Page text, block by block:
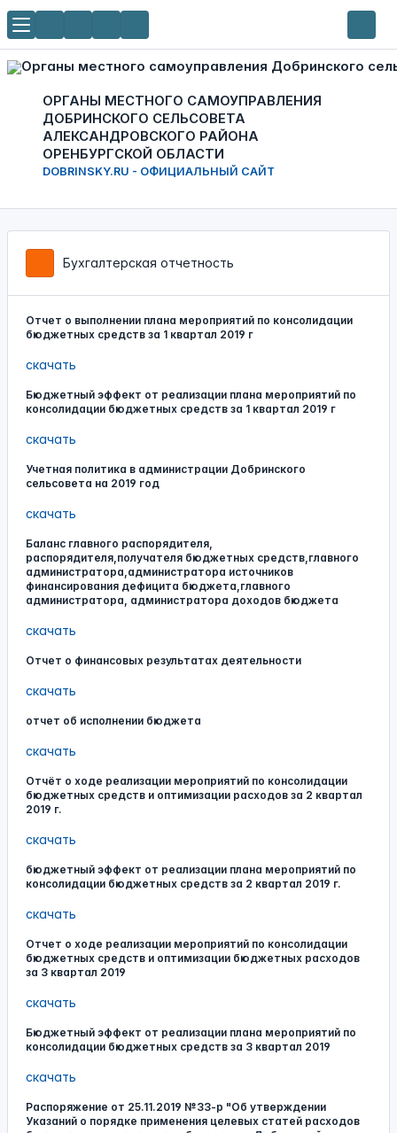
ОРГАНЫ МЕСТНОГО САМОУПРАВЛЕНИЯ
ДОБРИНСКОГО СЕЛЬСОВЕТА
АЛЕКСАНДРОВСКОГО РАЙОНА
ОРЕНБУРГСКОЙ ОБЛАСТИ
DOBRINSKY.RU - ОФИЦИАЛЬНЫЙ САЙТ
Бухгалтерская отчетность
Отчет о выполнении плана мероприятий по консолидации
бюджетных средств за 1 квартал 2019 г
скачать
Бюджетный эффект от реализации плана мероприятий по
консолидации бюджетных средств за 1 квартал 2019 г
скачать
Учетная политика в администрации Добринского
сельсовета на 2019 год
скачать
Баланс главного распорядителя,
распорядителя,получателя бюджетных средств,главного
администратора,администратора источников
финансирования дефицита бюджета,главного
администратора, администратора доходов бюджета
скачать
Отчет о финансовых результатах деятельности
скачать
отчет об исполнении бюджета
скачать
Отчёт о ходе реализации мероприятий по консолидации
бюджетных средств и оптимизации расходов за 2 квартал
2019 г.
скачать
бюджетный эффект от реализации плана мероприятий по
консолидации бюджетных средств за 2 квартал 2019 г.
скачать
Отчет о ходе реализации мероприятий по консолидации
бюджетных средств и оптимизации бюджетных расходов
за 3 квартал 2019
скачать
Бюджетный эффект от реализации плана мероприятий по
консолидации бюджетных средств за 3 квартал 2019
скачать
Распоряжение от 25.11.2019 №33-р "Об утверждении
Указаний о порядке применения целевых статей расходов